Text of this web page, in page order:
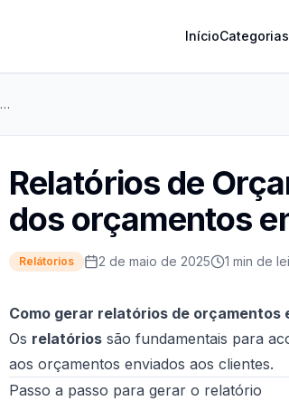
InícioCategorias
Relatórios de Orçamentos: como obter um relatório dos orçamentos enviados.
Relatórios de
dos orçamentos
Relátorios 2 de maio de 2025 1 min de
Como gerar relatórios de orçamentos
Os relatóriossão fundamentais para
aos orçamentos enviados aos clientes.
Passo a passo para gerar o relatório